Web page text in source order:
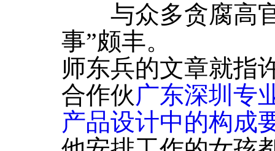
与众多贪腐高官
事”颇丰。
师东兵的文章就指
合作伙广东深圳专
产品设计中的构成